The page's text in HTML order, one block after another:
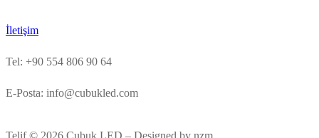
İletişim
Tel: +90 554 806 90 64
E-Posta: info@cubukled.com
Telif © 2026 Çubuk LED – Designed by nzm